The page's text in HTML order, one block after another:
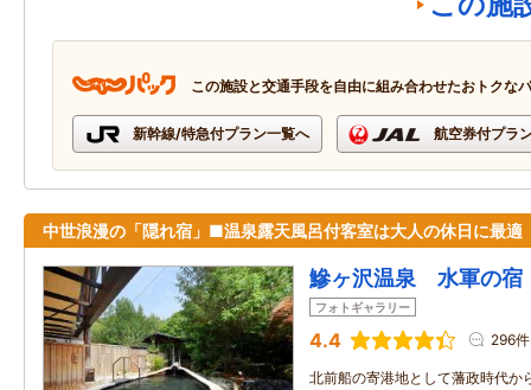
この施設と交通手段を自由に組み合わせたおトクな
新幹線/特急付プラン一覧へ 航空券付プラ
中世浪漫の「隠れ宿」■温泉露天風呂付客室は大人の休日に最適
鰺ヶ沢温泉 水軍の宿
フォトギャラリー
4.4 296件
北前船の寄港地として藩政時代か